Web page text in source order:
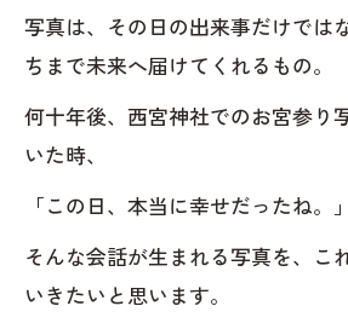
写真は、その日の出来事だけでは
ちまで未来へ届けてくれるもの。
何十年後、西宮神社でのお宮参り
いた時、
「この日、本当に幸せだったね。」
そんな会話が生まれる写真を、こ
いきたいと思います。